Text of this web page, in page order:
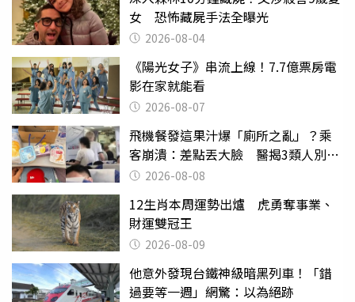
女 恐怖藏屍手法全曝光
2026-08-04
《陽光女子》串流上線！7.7億票房電
影在家就能看
2026-08-07
飛機餐發這果汁爆「廁所之亂」？乘
客崩潰：差點丟大臉 醫揭3類人別亂
喝 2026-08-08
12生肖本周運勢出爐 虎勇奪事業、
財運雙冠王
2026-08-09
他意外發現台鐵神級暗黑列車！「錯
過要等一週」網驚：以為絕跡